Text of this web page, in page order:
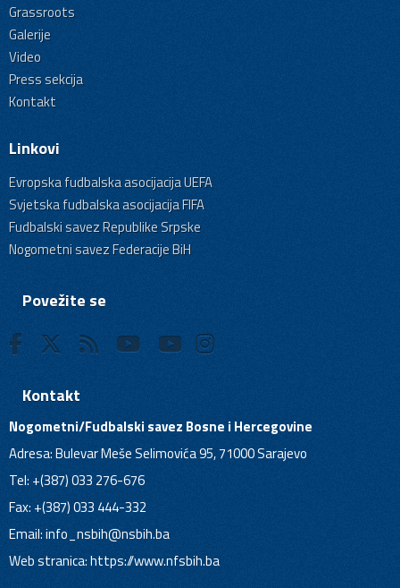
Grassroots
Galerije
Video
Press sekcija
Kontakt
Linkovi
Evropska fudbalska asocijacija UEFA
Svjetska fudbalska asocijacija FIFA
Fudbalski savez Republike Srpske
Nogometni savez Federacije BiH
Povežite se
Kontakt
Nogometni/Fudbalski savez Bosne i Hercegovine
Adresa: Bulevar Meše Selimovića 95, 71000 Sarajevo
Tel: +(387) 033 276-676
Fax: +(387) 033 444-332
Email:info_nsbih@nsbih.ba
Web stranica: https://www.nfsbih.ba